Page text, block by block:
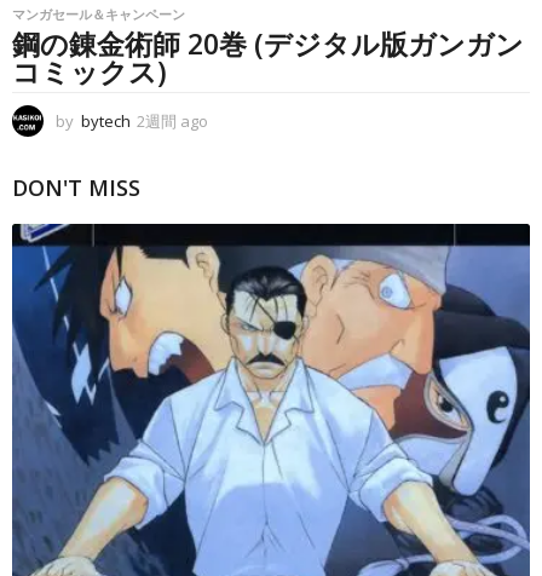
マンガセール＆キャンペーン
鋼の錬金術師 20巻 (デジタル版ガンガン
コミックス)
by bytech 2週間 ago
DON'T MISS